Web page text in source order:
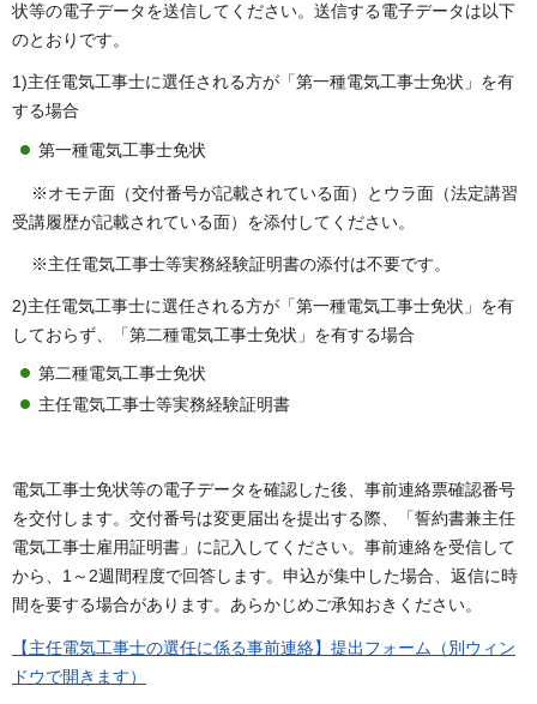
状等の電子データを送信してください。送信する電子データは以下
のとおりです。
1)主任電気工事士に選任される方が「第一種電気工事士免状」を有
する場合
第一種電気工事士免状
※オモテ面（交付番号が記載されている面）とウラ面（法定講習
受講履歴が記載されている面）を添付してください。
※主任電気工事士等実務経験証明書の添付は不要です。
2)主任電気工事士に選任される方が「第一種電気工事士免状」を有
しておらず、「第二種電気工事士免状」を有する場合
第二種電気工事士免状
主任電気工事士等実務経験証明書
電気工事士免状等の電子データを確認した後、事前連絡票確認番号
を交付します。交付番号は変更届出を提出する際、「誓約書兼主任
電気工事士雇用証明書」に記入してください。事前連絡を受信して
から、1～2週間程度で回答します。申込が集中した場合、返信に時
間を要する場合があります。あらかじめご承知おきください。
【主任電気工事士の選任に係る事前連絡】提出フォーム（別ウィン
ドウで開きます）